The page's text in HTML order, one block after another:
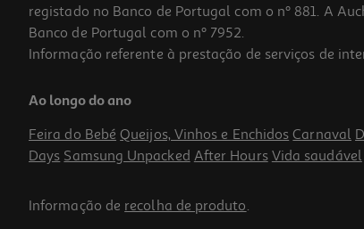
30.09 €/un
30,09 €
registado no Banco de Portugal com o nº 881. A
Banco de Portugal com o nº 7952.
Informação referente à prestação de serviços de
Ao longo do ano
Feira do Bebé Queijos, Vinhos e Enchidos Carnaval
Days Samsung Unpacked After Hours Vida saudável
Informação de recolha de produto.